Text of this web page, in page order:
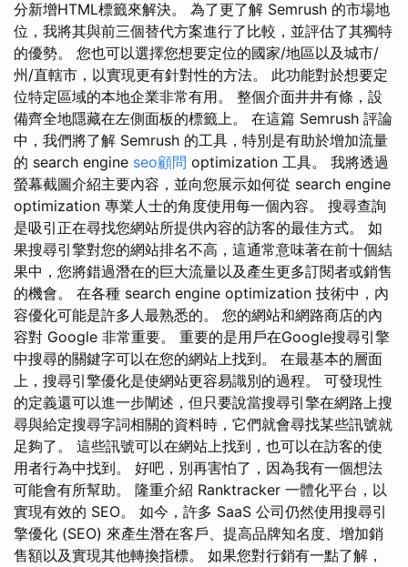
分新增HTML標籤來解決。 為了更了解 Semrush 的市場地
位，我將其與前三個替代方案進行了比較，並評估了其獨特
的優勢。 您也可以選擇您想要定位的國家/地區以及城市/
州/直轄市，以實現更有針對性的方法。 此功能對於想要定
位特定區域的本地企業非常有用。 整個介面井井有條，設
備齊全地隱藏在左側面板的標籤上。 在這篇 Semrush 評論
中，我們將了解 Semrush 的工具，特別是有助於增加流量
的 search engine seo顧問 optimization 工具。 我將透過
螢幕截圖介紹主要內容，並向您展示如何從 search engine
optimization 專業人士的角度使用每一個內容。 搜尋查詢
是吸引正在尋找您網站所提供內容的訪客的最佳方式。 如
果搜尋引擎對您的網站排名不高，這通常意味著在前十個結
果中，您將錯過潛在的巨大流量以及產生更多訂閱者或銷售
的機會。 在各種 search engine optimization 技術中，內
容優化可能是許多人最熟悉的。 您的網站和網路商店的內
容對 Google 非常重要。 重要的是用戶在Google搜尋引擎
中搜尋的關鍵字可以在您的網站上找到。 在最基本的層面
上，搜尋引擎優化是使網站更容易識別的過程。 可發現性
的定義還可以進一步闡述，但只要說當搜尋引擎在網路上搜
尋與給定搜尋字詞相關的資料時，它們就會尋找某些訊號就
足夠了。 這些訊號可以在網站上找到，也可以在訪客的使
用者行為中找到。 好吧，別再害怕了，因為我有一個想法
可能會有所幫助。 隆重介紹 Ranktracker 一體化平台，以
實現有效的 SEO。 如今，許多 SaaS 公司仍然使用搜尋引
擎優化 (SEO) 來產生潛在客戶、提高品牌知名度、增加銷
售額以及實現其他轉換指標。 如果您對行銷有一點了解，